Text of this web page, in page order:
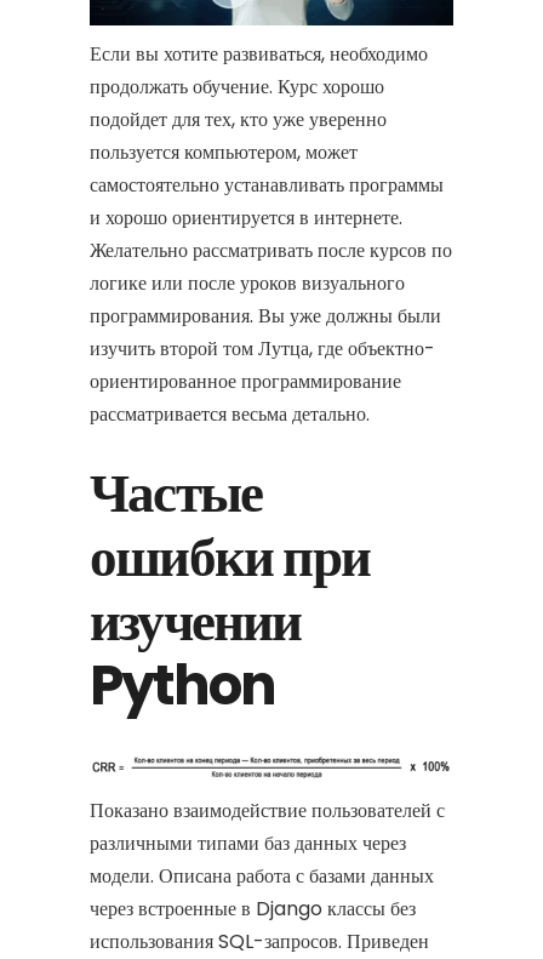
Если вы хотите развиваться, необходимо
продолжать обучение. Курс хорошо
подойдет для тех, кто уже уверенно
пользуется компьютером, может
самостоятельно устанавливать программы
и хорошо ориентируется в интернете.
Желательно рассматривать после курсов по
логике или после уроков визуального
программирования. Вы уже должны были
изучить второй том Лутца, где объектно-
ориентированное программирование
рассматривается весьма детально.
Частые
ошибки при
изучении
Python
Показано взаимодействие пользователей с
различными типами баз данных через
модели. Описана работа с базами данных
через встроенные в Django классы без
использования SQL-запросов. Приведен